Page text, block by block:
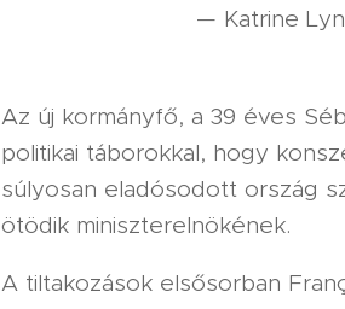
— Katrine
Az új kormányfő, a 39 éves
politikai táborokkal, hogy
súlyosan eladósodott ország
ötödik miniszterelnökének.
A tiltakozások elsősorban